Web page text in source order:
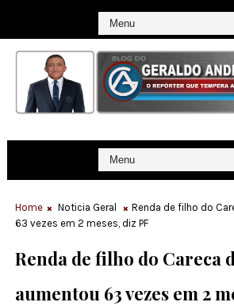
Home Noticia Geral
Renda de filho do
63 vezes em 2 meses, diz PF
Renda de filho do Careca
aumentou 63 vezes em 2